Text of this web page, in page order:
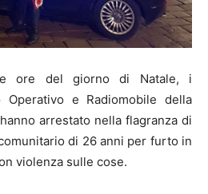
ore del giorno di Natale, i
Operativo e Radiomobile della
arrestato nella flagranza di
di 26 anni per furto in
violenza sulle cose.